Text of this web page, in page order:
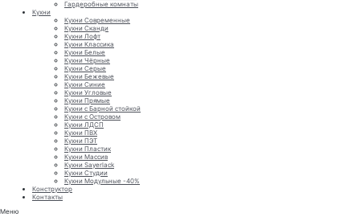
Гардеробные комнаты
Кухни
Кухни Современные
Кухни Сканди
Кухни Лофт
Кухни Классика
Кухни Белые
Кухни Чёрные
Кухни Серые
Кухни Бежевые
Кухни Синие
Кухни Угловые
Кухни Прямые
Кухни с Барной стойкой
Кухни с Островом
Кухни ЛДСП
Кухни ПВХ
Кухни ПЭТ
Кухни Пластик
Кухни Массив
Кухни Sayerlack
Кухни Студии
Кухни Модульные -40%
Конструктор
Контакты
Меню